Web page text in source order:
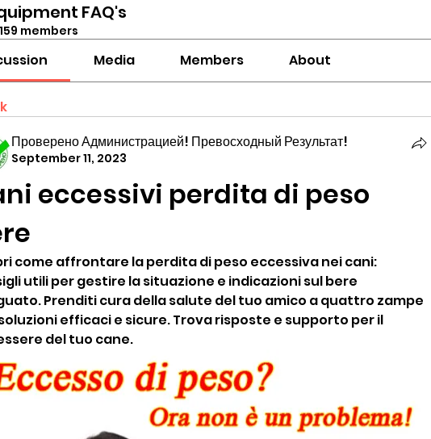
FAQ's
159 members
Media Members About
Проверено Администрацией! Превосходный Результат!
September 11, 2023
eccessivi perdita di peso
come affrontare la perdita di peso eccessiva nei cani:
utili per gestire la situazione e indicazioni sul bere
Prenditi cura della salute del tuo amico a quattro zampe
efficaci e sicure. Trova risposte e supporto per il
del tuo cane.